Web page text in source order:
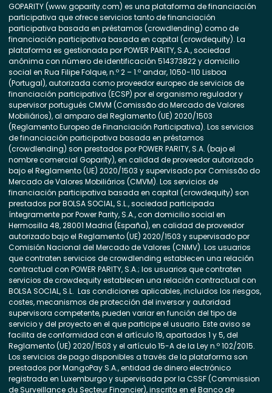
GOPARITY (www.goparity.com) es una plataforma de financiación
participativa que ofrece servicios tanto de financiación
participativa basada en préstamos (crowdlending) como de
financiación participativa basada en capital (crowdequity). La
plataforma es gestionada por POWER PARITY, S.A., sociedad
anónima con número de identificación 514373822 y domicilio
social en Rua Filipe Folque, n.º 2 – 1.º andar, 1050-110 Lisboa
(Portugal), autorizada como proveedor europeo de servicios de
financiación participativa (ECSP) por el organismo regulador y
supervisor portugués CMVM (Comissão do Mercado de Valores
Mobiliários), al amparo del Reglamento (UE) 2020/1503
(Reglamento Europeo de Financiación Participativa). Los servicios
de financiación participativa basada en préstamos
(crowdlending) son prestados por POWER PARITY, S.A. (bajo el
nombre comercial Goparity), en calidad de proveedor autorizado
bajo el Reglamento (UE) 2020/1503 y supervisado por Comissão do
Mercado de Valores Mobiliários (CMVM). Los servicios de
financiación participativa basada en capital (crowdequity) son
prestados por BOLSA SOCIAL, S.L., sociedad participada
íntegramente por Power Parity, S.A., con domicilio social en
Hermosilla 48, 28001 Madrid (España), en calidad de proveedor
autorizado bajo el Reglamento (UE) 2020/1503 y supervisado por
Comisión Nacional del Mercado de Valores (CNMV). Los usuarios
que contraten servicios de crowdlending establecen una relación
contractual con POWER PARITY, S.A.; los usuarios que contraten
servicios de crowdequity establecen una relación contractual con
BOLSA SOCIAL, S.L. Las condiciones aplicables, incluidos los riesgos,
costes, mecanismos de protección del inversor y autoridad
supervisora competente, pueden variar en función del tipo de
servicio y del proyecto en el que participe el usuario. Este aviso se
facilita de conformidad con el artículo 19, apartados 1 y 5, del
Reglamento (UE) 2020/1503 y el artículo 15-A de la Ley n.º 102/2015.
Los servicios de pago disponibles a través de la plataforma son
prestados por MangoPay S.A., entidad de dinero electrónico
registrada en Luxemburgo y supervisada por la CSSF (Commission
de Surveillance du Secteur Financier), inscrita en el Banco de